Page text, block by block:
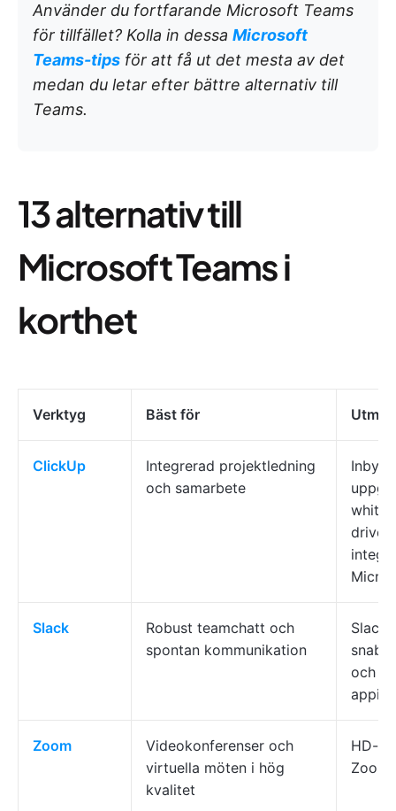
Använder du fortfarande Microsoft Teams
för tillfället? Kolla in dessa Microsoft
Teams-tips för att få ut det mesta av det
medan du letar efter bättre alternativ till
Teams.
13 alternativ till
Microsoft Teams i
korthet
Verktyg Bäst för
ClickUp
Integrerad projektledning
och samarbete
driven
Slack
Robust teamchatt och
spontan kommunikation
Slack
och
Zoom
Videokonferenser och
virtuella möten i hög
kvalitet
HD-
Zoom